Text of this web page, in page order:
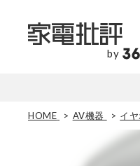
by
HOME AV機器 イ